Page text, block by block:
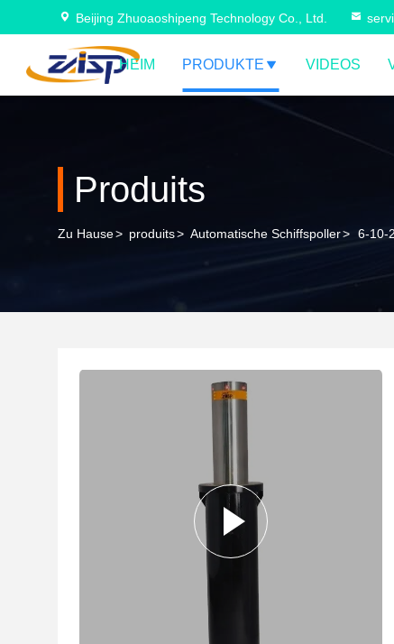
Beijing Zhuoaoshipeng Technology Co., Ltd.
HEIM PRODUKTE VIDEOS
Produits
Zu Hause> produits> Automatische Schiffspoller> 6-10-